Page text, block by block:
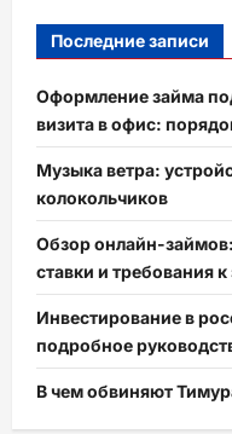
Последние записи
Оформление займа
визита в офис:
Музыка ветра:
колокольчиков
Обзор онлайн-
ставки и требования
Инвестирование в
подробное
В чем обвиняют